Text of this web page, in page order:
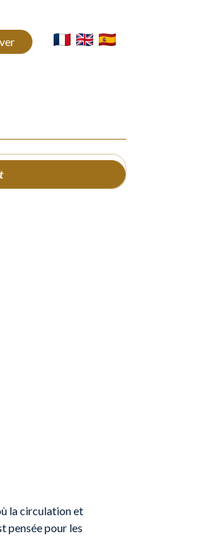
la circulation et
pensée pour les